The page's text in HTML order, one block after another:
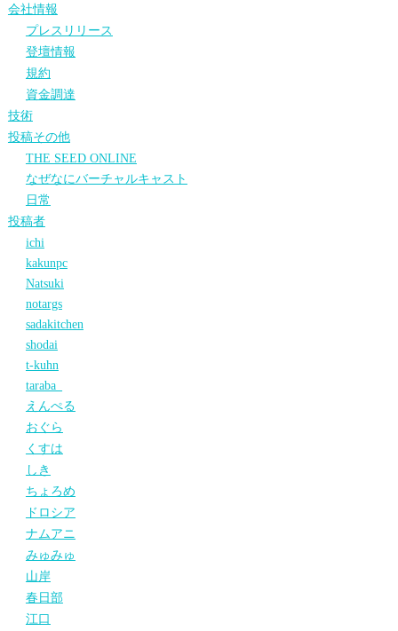
会社情報
プレスリリース
登壇情報
規約
資金調達
技術
投稿その他
THE SEED ONLINE
なぜなにバーチャルキャスト
日常
投稿者
ichi
kakunpc
Natsuki
notargs
sadakitchen
shodai
t-kuhn
taraba_
えんぺる
おぐら
くすは
しき
ちょろめ
ドロシア
ナムアニ
みゅみゅ
山岸
春日部
江口